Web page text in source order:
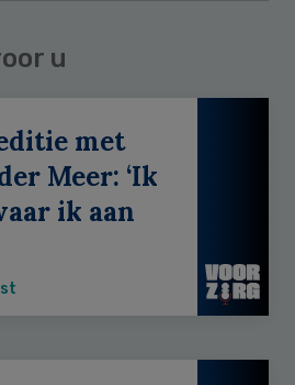
u
met
Meer: ‘Ik
ik aan